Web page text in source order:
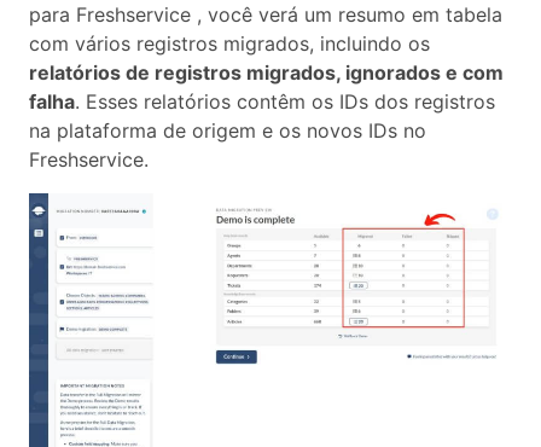
para Freshservice , você verá um resumo em tabela
com vários registros migrados, incluindo os
relatórios de registros migrados, ignorados e com
falha. Esses relatórios contêm os IDs dos registros
na plataforma de origem e os novos IDs no
Freshservice.